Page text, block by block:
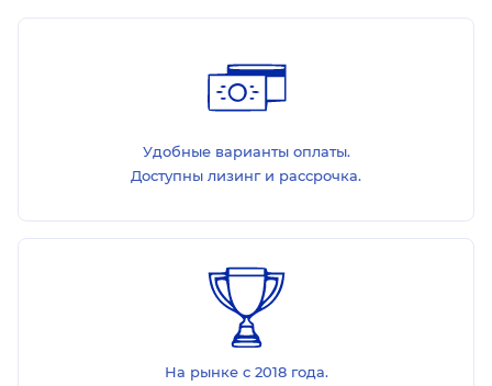
Удобные варианты оплаты.
Доступны лизинг и рассрочка.
На рынке с 2018 года.